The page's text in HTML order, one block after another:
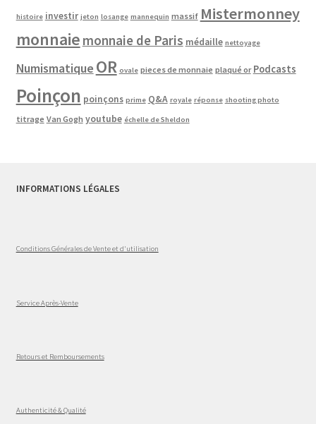
histoire investir jeton losange mannequin massif Mistermonney
monnaie monnaie de Paris médaille nettoyage
Numismatique OR ovale pieces de monnaie plaqué or Podcasts
Poinçon poinçons prime Q&A royale réponse shooting photo
titrage Van Gogh youtube échelle de Sheldon
INFORMATIONS LÉGALES
Conditions Générales de Vente et d'utilisation
Service Après-Vente
Retours et Remboursements
Authenticité & Qualité